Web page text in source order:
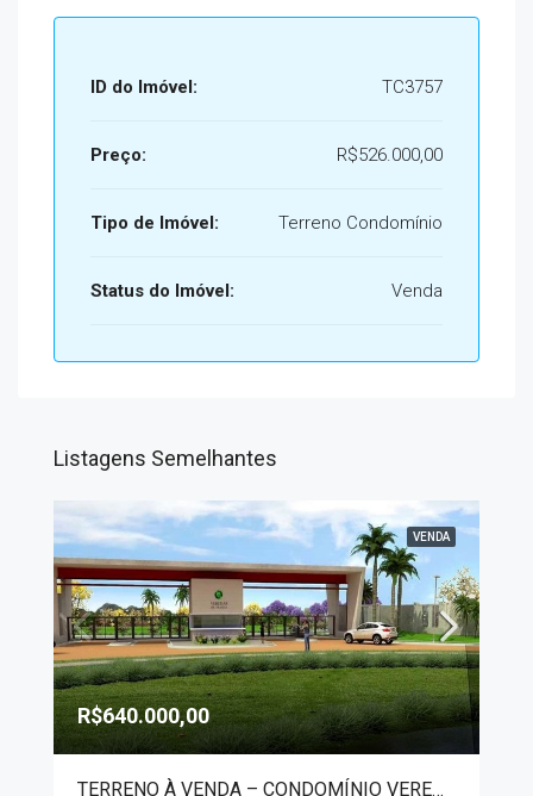
ID do Imóvel: TC3757
Preço: R$526.000,00
Tipo de Imóvel: Terreno Condomínio
Status do Imóvel: Venda
Listagens Semelhantes
VENDA
R$640.000,00
TERRENO À VENDA – CONDOMÍNIO VEREDAS DE FRANCA 2932